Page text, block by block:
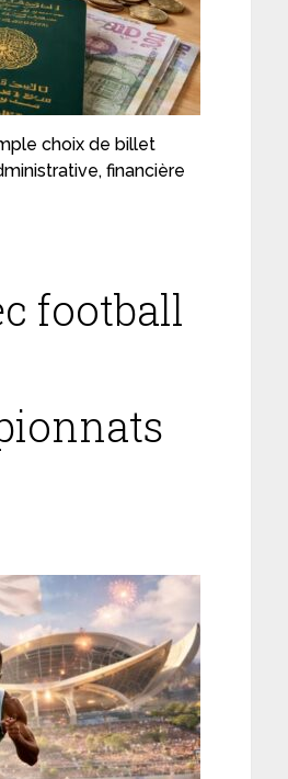
choix de billet
financière
football